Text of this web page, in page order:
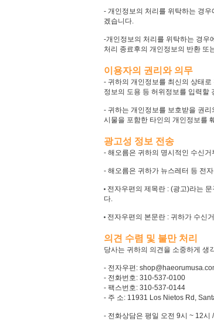
- 개인정보의 처리를 위탁하는 경
겠습니다.
-개인정보의 처리를 위탁하는 경우
처리 종료후의 개인정보의 반환 또
이용자의 권리와 의무
- 귀하의 개인정보를 최신의 상태
정보의 도용 등 허위정보를 입력할
- 귀하는 개인정보를 보호받을 권
시물을 포함한 타인의 개인정보를
광고성 정보 전송
- 해오름은 귀하의 명시적인 수신
- 해오름은 귀하가 뉴스레터 등 전
전자우편의 제목란 : (광고)라는 문
다.
전자우편의 본문란 : 귀하가 수신
의견 수렴 및 불만 처리
당사는 귀하의 의견을 소중하게 생
- 전자우편:
- 전화번호: 310-537-0100
- 팩스번호: 310-537-0144
- 주 소: 11931 Los Nietos Rd,
- 전화상담은 평일 오전 9시 ~ 12시